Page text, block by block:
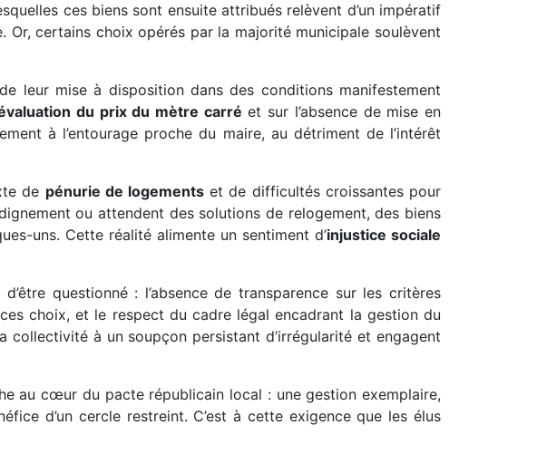
ces biens sont ensuite attribués relèvent d’un impératif
certains choix opérés par la majorité municipale soulèvent
leur mise à disposition dans des conditions manifestement
du prix du mètre carré et sur l’absence de mise en
à l’entourage proche du maire, au détriment de l’intérêt
de pénurie de logementset de difficultés croissantes pour
ou attendent des solutions de relogement, des biens
uns. Cette réalité alimente un sentiment d’injustice sociale
questionné : l’absence de transparence sur les critères
choix, et le respect du cadre légal encadrant la gestion du
à un soupçon persistant d’irrégularité et engagent
au cœur du pacte républicain local : une gestion exemplaire,
d’un cercle restreint. C’est à cette exigence que les élus